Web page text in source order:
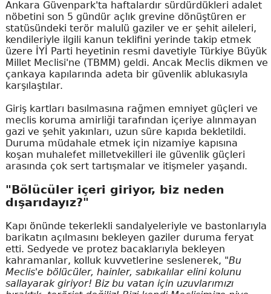
Ankara Güvenpark'ta haftalardır sürdürdükleri adalet
nöbetini son 5 gündür açlık grevine dönüştüren er
statüsündeki terör malulü gaziler ve er şehit aileleri,
kendileriyle ilgili kanun teklifini yerinde takip etmek
üzere İYİ Parti heyetinin resmi davetiyle Türkiye Büyük
Millet Meclisi'ne (TBMM) geldi. Ancak Meclis dikmen ve
çankaya kapılarında adeta bir güvenlik ablukasıyla
karşılaştılar.
Giriş kartları basılmasına rağmen emniyet güçleri ve
meclis koruma amirliği tarafından içeriye alınmayan
gazi ve şehit yakınları, uzun süre kapıda bekletildi.
Duruma müdahale etmek için nizamiye kapısına
koşan muhalefet milletvekilleri ile güvenlik güçleri
arasında çok sert tartışmalar ve itişmeler yaşandı.
"Bölücüler içeri giriyor, biz neden
dışarıdayız?"
Kapı önünde tekerlekli sandalyeleriyle ve bastonlarıyla
barikatın açılmasını bekleyen gaziler duruma feryat
etti. Sedyede ve protez bacaklarıyla bekleyen
kahramanlar, kolluk kuvvetlerine seslenerek, "Bu
Meclis'e bölücüler, hainler, sabıkalılar elini kolunu
sallayarak giriyor! Biz bu vatan için uzuvlarımızı